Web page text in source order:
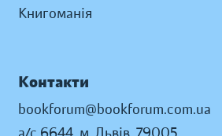
Книгоманія
Контакти
bookforum@bookforum.com.ua